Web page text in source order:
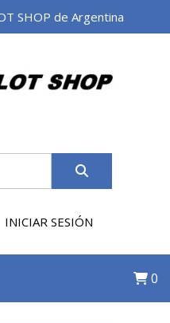
SHOP de Argentina
INICIAR SESIÓN
0